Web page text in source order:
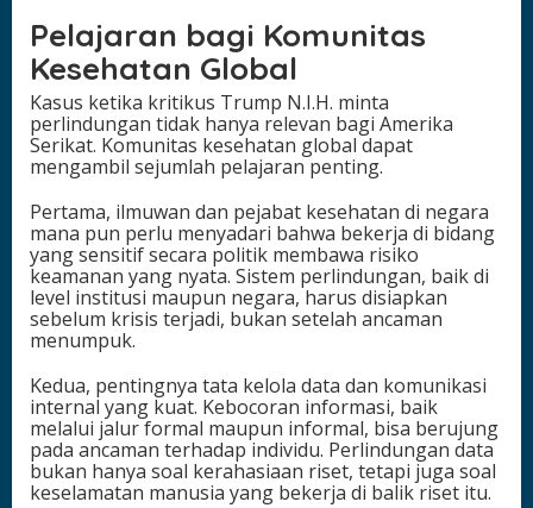
Pelajaran bagi Komunitas
Kesehatan Global
Kasus ketika kritikus Trump N.I.H. minta
perlindungan tidak hanya relevan bagi Amerika
Serikat. Komunitas kesehatan global dapat
mengambil sejumlah pelajaran penting.
Pertama, ilmuwan dan pejabat kesehatan di negara
mana pun perlu menyadari bahwa bekerja di bidang
yang sensitif secara politik membawa risiko
keamanan yang nyata. Sistem perlindungan, baik di
level institusi maupun negara, harus disiapkan
sebelum krisis terjadi, bukan setelah ancaman
menumpuk.
Kedua, pentingnya tata kelola data dan komunikasi
internal yang kuat. Kebocoran informasi, baik
melalui jalur formal maupun informal, bisa berujung
pada ancaman terhadap individu. Perlindungan data
bukan hanya soal kerahasiaan riset, tetapi juga soal
keselamatan manusia yang bekerja di balik riset itu.